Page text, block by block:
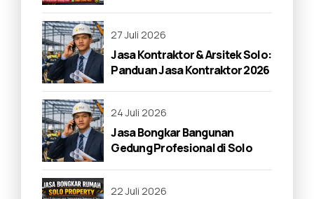
27 Juli 2026
Jasa Kontraktor & Arsitek Solo:
Panduan Jasa Kontraktor 2026
24 Juli 2026
Jasa Bongkar Bangunan
Gedung Profesional di Solo
22 Juli 2026